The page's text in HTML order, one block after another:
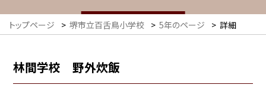
トップページ > 堺市立百舌鳥小学校 > 5年のページ > 詳細
林間学校 野外炊飯